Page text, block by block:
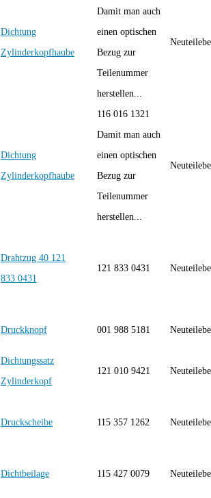
Dichtung
Zylinderkopfhaube
Damit man auch
einen optischen
Bezug zur
Teilenummer
herstellen...
Dichtung
Zylinderkopfhaube
116 016 1321
Damit man auch
einen optischen
Bezug zur
Teilenummer
herstellen...
Drahtzug 40 121
833 0431
121 833 0431
Druckknopf 001 988 5181
Dichtungssatz
Zylinderkopf
121 010 9421
Druckscheibe 115 357 1262
Dichtbeilage 115 427 0079